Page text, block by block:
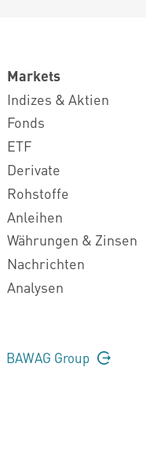
Markets
Indizes & Aktien
Fonds
ETF
Derivate
Rohstoffe
Anleihen
Währungen & Zinsen
Nachrichten
Analysen
BAWAG Group